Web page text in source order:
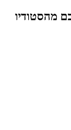
מהסטודיו